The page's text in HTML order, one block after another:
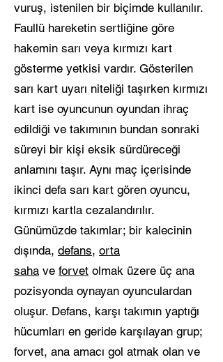
vuruş, istenilen bir biçimde kullanılır.
Faullü hareketin sertliğine göre
hakemin sarı veya kırmızı kart
gösterme yetkisi vardır. Gösterilen
sarı kart uyarı niteliği taşırken kırmızı
kart ise oyuncunun oyundan ihraç
edildiği ve takımının bundan sonraki
süreyi bir kişi eksik sürdüreceği
anlamını taşır. Aynı maç içerisinde
ikinci defa sarı kart gören oyuncu,
kırmızı kartla cezalandırılır.
Günümüzde takımlar; bir kalecinin
dışında, defans, orta
saha ve forvet olmak üzere üç ana
pozisyonda oynayan oyunculardan
oluşur. Defans, karşı takımın yaptığı
hücumları en geride karşılayan grup;
forvet, ana amacı gol atmak olan ve